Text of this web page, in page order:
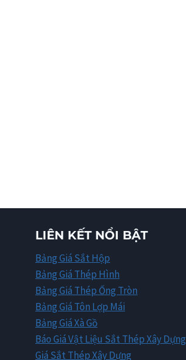
LIÊN KẾT NỔI BẬT
Bảng Giá Sắt Hộp
Bảng Giá Thép Hình
Bảng Giá Thép Ống Tròn
Bảng Giá Tôn Lợp Mái
Bảng Giá Xà Gồ
Báo Giá Vật Liệu Sắt Thép Xây Dựng
Giá Sắt Thép Xây Dựng